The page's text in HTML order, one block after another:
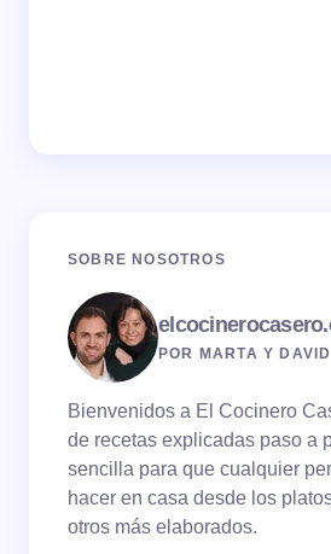
SOBRE NOSOTROS
POR MARTA Y DAVID
Bienvenidos a El Cocinero
de recetas explicadas paso a
sencilla para que cualquier
hacer en casa desde los
otros más elaborados.